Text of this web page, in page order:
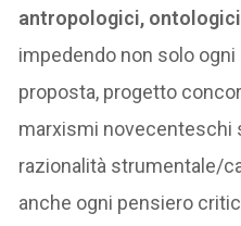
antropologici,
impedendo non solo ogni
proposta, progetto
marxismi novecenteschi
razionalità strumentale/
anche ogni pensiero